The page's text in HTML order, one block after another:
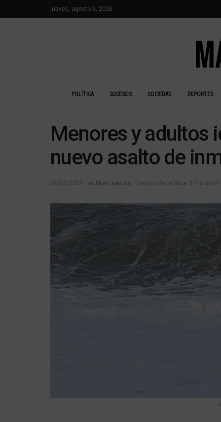
jueves, agosto 6, 2026
POLÍTICA SUCESOS SOCIEDAD DEPORTES
Menores y adultos
nuevo asalto de
26/03/2024 en Marruecos Tiempo de lectura: 1 minutos